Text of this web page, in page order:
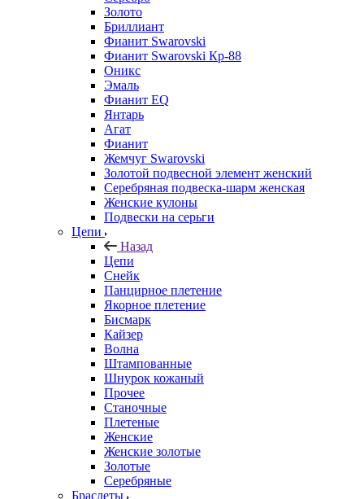
Золото
Бриллиант
Фианит Swarovski
Фианит Swarovski Кр-88
Оникс
Эмаль
Фианит EQ
Янтарь
Агат
Фианит
Жемчуг Swarovski
Золотой подвесной элемент женcкий
Серебряная подвеска-шарм женская
Женские кулоны
Подвески на серьги
Цепи
Назад
Цепи
Снейк
Панцирное плетение
Якорное плетение
Бисмарк
Кайзер
Волна
Штампованные
Шнурок кожаный
Прочее
Станочные
Плетеные
Женские
Женские золотые
Золотые
Серебряные
Браслеты